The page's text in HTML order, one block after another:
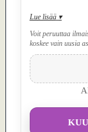
Lue lisää ▾
Voit peruuttaa
koskee vain uusia